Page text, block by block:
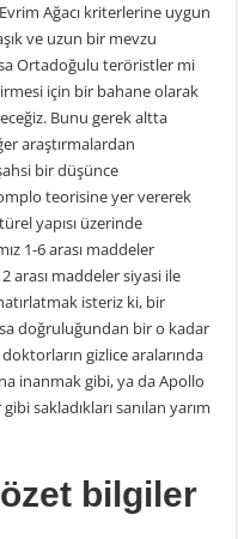
Ağacı kriterlerine uygun
ve uzun bir mevzu
Ortadoğulu teröristler mi
için bir bahane olarak
Bunu gerek altta
araştırmalardan
bir düşünce
teorisine yer vererek
yapısı üzerinde
1-6 arası maddeler
arası maddeler siyasi ile
isteriz ki, bir
doğruluğundan bir o kadar
gizlice aralarında
inanmak gibi, ya da Apollo
sakladıkları sanılan yarım
bilgiler